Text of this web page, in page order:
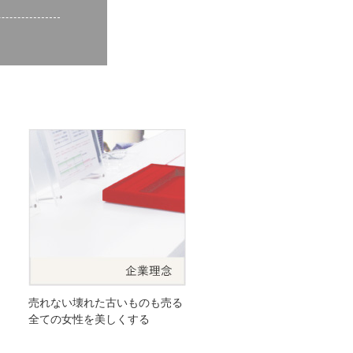
売れない壊れた古いものも売る
全ての女性を美しくする